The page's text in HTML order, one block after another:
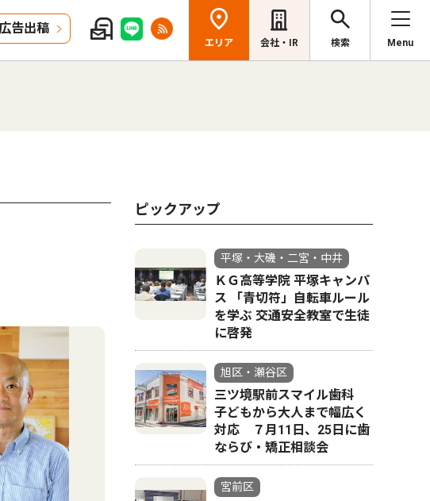
広告出稿
エリア 会社・IR 検索 Menu
ピックアップ
平塚・大磯・二宮・中井
ＫＧ高等学院 平塚キャンパ
ス 「青切符」自転車ルール
を学ぶ 交通安全教室で生徒
に啓発
旭区・瀬谷区
三ツ境駅前スマイル歯科
子どもから大人まで幅広く
対応 ７月11日、25日に歯
ならび・矯正相談会
宮前区